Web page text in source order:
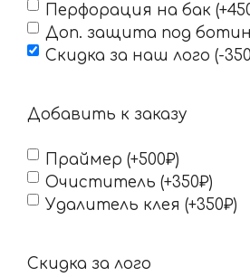
Перфорация на бак
Доп. защита под
Скидка за наш лого (-
Добавить к заказу
Праймер (+500₽)
Очиститель (+350₽)
Удалитель клея (+350₽)
Скидка за лого